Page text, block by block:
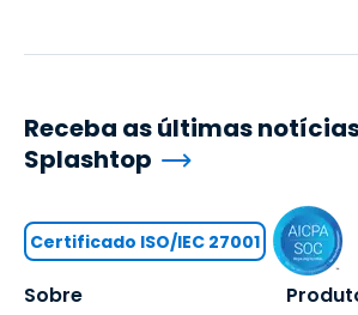
Sobre
Receba as últimas
Splashtop
Certificado ISO/IEC 27001